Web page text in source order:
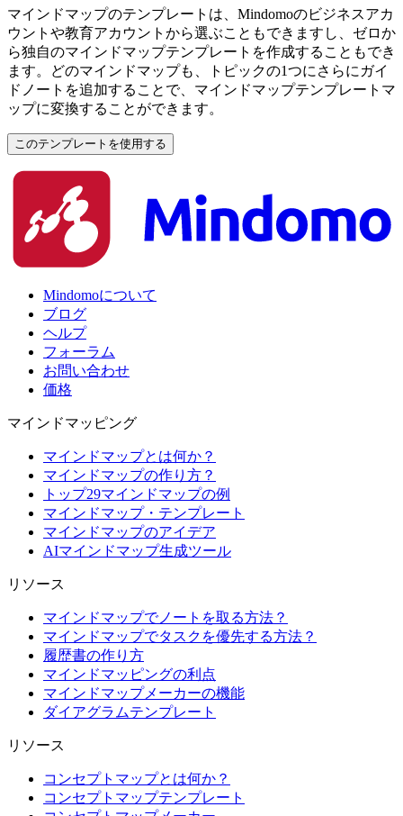
マインドマップのテンプレートは、Mindomoのビジネスアカ
ウントや教育アカウントから選ぶこともできますし、ゼロか
ら独自のマインドマップテンプレートを作成することもでき
ます。どのマインドマップも、トピックの1つにさらにガイ
ドノートを追加することで、マインドマップテンプレートマ
ップに変換することができます。
このテンプレートを使用する
Mindomoについて
ブログ
ヘルプ
フォーラム
お問い合わせ
価格
マインドマッピング
マインドマップとは何か？
マインドマップの作り方？
トップ29マインドマップの例
マインドマップ・テンプレート
マインドマップのアイデア
AIマインドマップ生成ツール
リソース
マインドマップでノートを取る方法？
マインドマップでタスクを優先する方法？
履歴書の作り方
マインドマッピングの利点
マインドマップメーカーの機能
ダイアグラムテンプレート
リソース
コンセプトマップとは何か？
コンセプトマップテンプレート